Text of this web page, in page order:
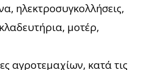
ηλεκτροσυγκολλήσεις,
μοτέρ,
αγροτεμαχίων, κατά τις